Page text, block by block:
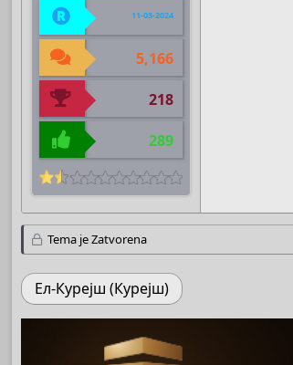
11-03-2024
5,166
218
289
Tema je Zatvorena
Ел-Курејш (Курејш)